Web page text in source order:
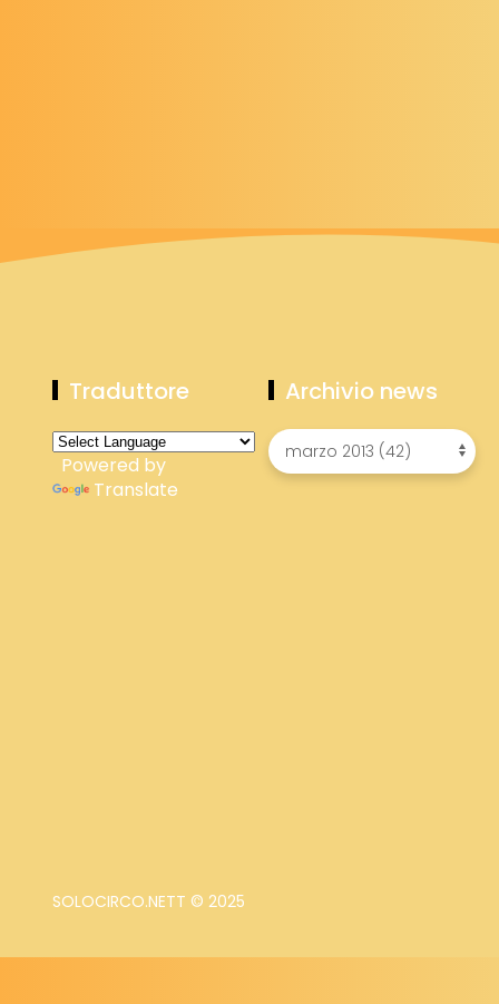
Traduttore
Powered by
Translate
Archivio news
SOLOCIRCO.NETT © 2025